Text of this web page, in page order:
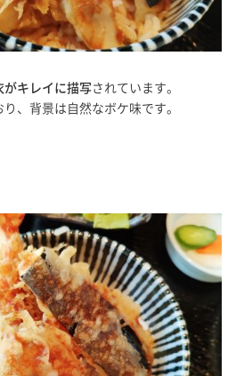
がキレイに描写されています。
、背景は自然なボケ味です。